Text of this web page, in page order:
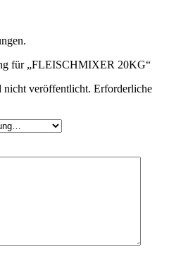
für „FLEISCHMIXER 20KG“
veröffentlicht. Erforderliche